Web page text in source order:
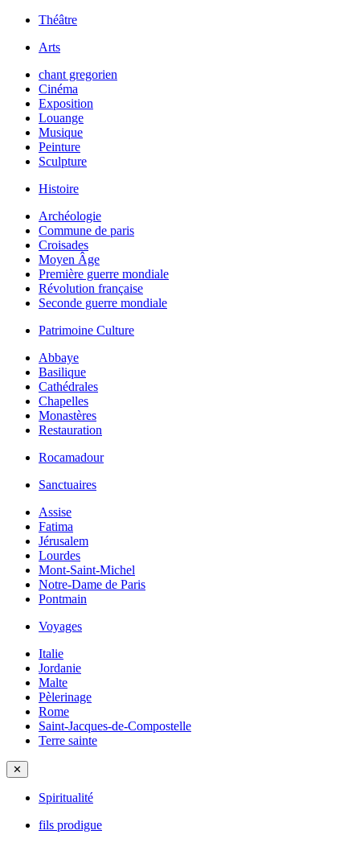
Théâtre
Arts
chant gregorien
Cinéma
Exposition
Louange
Musique
Peinture
Sculpture
Histoire
Archéologie
Commune de paris
Croisades
Moyen Âge
Première guerre mondiale
Révolution française
Seconde guerre mondiale
Patrimoine Culture
Abbaye
Basilique
Cathédrales
Chapelles
Monastères
Restauration
Rocamadour
Sanctuaires
Assise
Fatima
Jérusalem
Lourdes
Mont-Saint-Michel
Notre-Dame de Paris
Pontmain
Voyages
Italie
Jordanie
Malte
Pèlerinage
Rome
Saint-Jacques-de-Compostelle
Terre sainte
✕
Spiritualité
fils prodigue